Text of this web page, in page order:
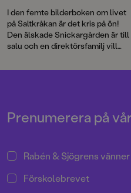
I den femte bilderboken om livet
på Saltkråkan är det kris på ön!
Den älskade Snickargården är till
salu och en direktörsfamilj vill
bygga en bungalow …
berättelse.
Prenumerera på
Rabén & Sjögrens vänner
Förskolebrevet